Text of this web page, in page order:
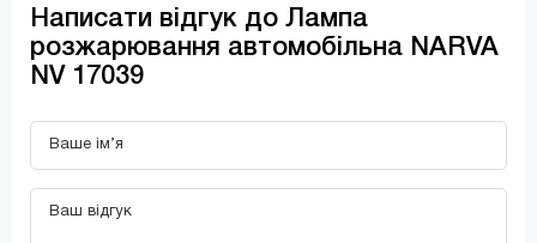
Написати відгук до Лампа
розжарювання автомобільна NARVA
NV 17039